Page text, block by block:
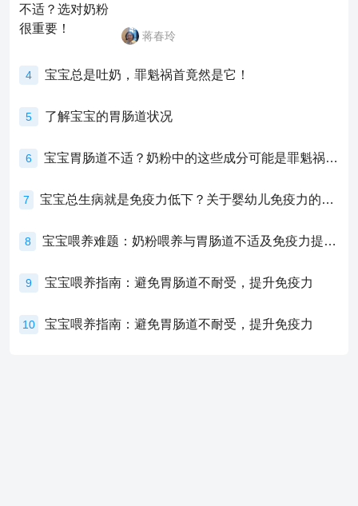
蒋春玲
4 宝宝总是吐奶，罪魁祸首竟然是它！
5 了解宝宝的胃肠道状况
6 宝宝胃肠道不适？奶粉中的这些成分可能是罪魁祸首！
7 宝宝总生病就是免疫力低下？关于婴幼儿免疫力的真相，家长必须了解！
8 宝宝喂养难题：奶粉喂养与胃肠道不适及免疫力提升的奥秘
9 宝宝喂养指南：避免胃肠道不耐受，提升免疫力
10 宝宝喂养指南：避免胃肠道不耐受，提升免疫力